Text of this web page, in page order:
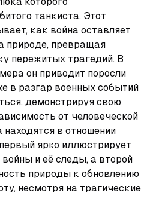
танкиста. Этот
как война оставляет
природе, превращая
пережитых трагедий. В
он приводит поросли
в разгар военных событий
демонстрируя свою
от человеческой
в отношении
ярко иллюстрирует
и её следы, а второй
природы к обновлению
несмотря на трагические